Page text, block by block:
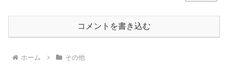
コメントを書き込む
ホーム その他